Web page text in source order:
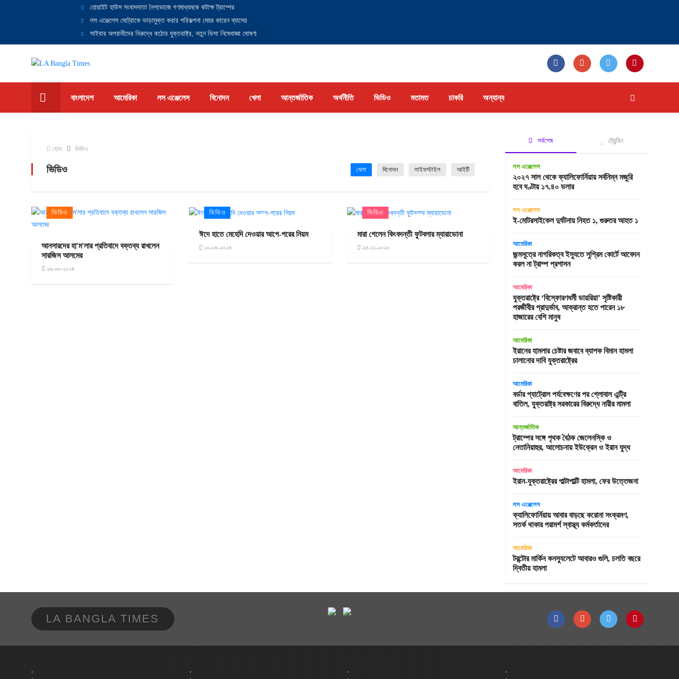
হোয়াইট হাউস সংবাদদাতা নৈশভোজে গণমাধ্যমকে কটাক্ষ ট্রাম্পের
লস এঞ্জেলেস মেট্রোকে ভাড়ামুক্ত করার পরিকল্পনা মেয়র কারেন ব্যাসের
সাইবার অপরাধীদের বিরুদ্ধে কঠোর যুক্তরাষ্ট্র, নতুন ভিসা নিষেধাজ্ঞা ঘোষণা
বাংলাদেশ আমেরিকা লস এঞ্জেলেস বিনোদন খেলা আন্তর্জাতিক অর্থনীতি ভিডিও মতামত চাকরি অন্যান্য
হোম ভিডিও
ভিডিও খেলা বিনোদন লাইফস্টাইল আইটি
ভিডিও
আনসারদের হা'ম'লার প্রতিবাদে বক্তব্য রাখলেন
সারজিস আলমের
২৬-০৮-২০২৪
ভিডিও
ঈদে হাতে মেহেদি দেওয়ার আগে-পরের নিয়ম
১০-০৪-২০২৪
ভিডিও
মারা গেলেন কিংবদন্তী ফুটবলার ম্যারাডোনা
২৫-১১-২০২০
সর্বশেষ ট্রেন্ডিং
লস এঞ্জেলেস
২০২৭ সাল থেকে ক্যালিফোর্নিয়ায় সর্বনিম্ন মজুরি
হবে ঘণ্টায় ১৭.৪০ ডলার
লস এঞ্জেলেস
ই-মোটরসাইকেল দুর্ঘটনায় নিহত ১, গুরুতর আহত ১
আমেরিকা
জন্মসূত্রে নাগরিকত্ব ইস্যুতে সুপ্রিম কোর্টে আবেদন
করল না ট্রাম্প প্রশাসন
আমেরিকা
যুক্তরাষ্ট্রে ‘বিস্ফোরণধর্মী ডায়রিয়া’ সৃষ্টিকারী
পরজীবীর প্রাদুর্ভাব, আক্রান্ত হতে পারেন ১৮
হাজারের বেশি মানুষ
আমেরিকা
ইরানের হামলার চেষ্টার জবাবে ব্যাপক বিমান হামলা
চালানোর দাবি যুক্তরাষ্ট্রের
আমেরিকা
বর্ডার প্যাট্রোল পর্যবেক্ষণের পর গ্লোবাল এন্ট্রি
বাতিল, যুক্তরাষ্ট্র সরকারের বিরুদ্ধে নারীর মামলা
আন্তর্জাতিক
ট্রাম্পের সঙ্গে পৃথক বৈঠক জেলেনস্কি ও
নেতানিয়াহুর, আলোচনায় ইউক্রেন ও ইরান যুদ্ধ
আমেরিকা
ইরান-যুক্তরাষ্ট্রের পাল্টাপাল্টি হামলা, ফের উত্তেজনা
লস এঞ্জেলেস
ক্যালিফোর্নিয়ায় আবার বাড়ছে করোনা সংক্রমণ,
সতর্ক থাকার পরামর্শ স্বাস্থ্য কর্মকর্তাদের
আমেরিকা
টরন্টোর মার্কিন কনস্যুলেটে আবারও গুলি, চলতি বছরে
দ্বিতীয় হামলা
LA BANGLA TIMES